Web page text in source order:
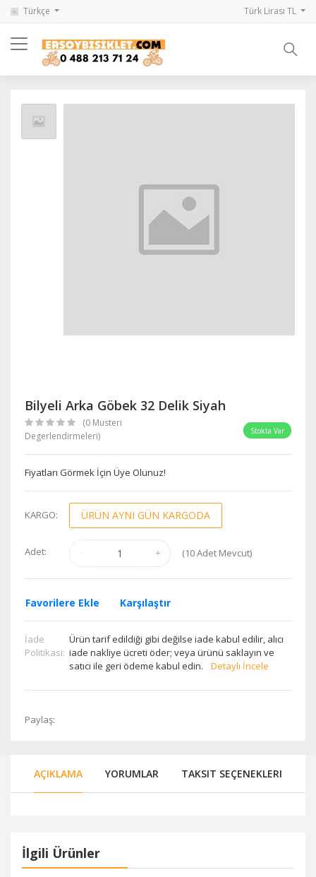
Türkçe Türk Lirası TL
Bilyeli Arka Göbek 32 Delik Siyah
(0 Musteri
Degerlendirmeleri)
Stokta Var
Fiyatları Görmek İçin Üye Olunuz!
KARGO: ÜRÜN AYNI GÜN KARGODA
Adet: (10Adet Mevcut)
Favorilere Ekle Karşılaştır
İade
Politikasi:
Ürün tarif edildiği gibi değilse iade kabul edilir, alıcı
iade nakliye ücreti öder; veya ürünü saklayın ve
satıcı ile geri ödeme kabul edin.
Detaylı İncele
Paylaş:
AÇIKLAMA YORUMLAR TAKSIT SEÇENEKLERI
İlgili Ürünler